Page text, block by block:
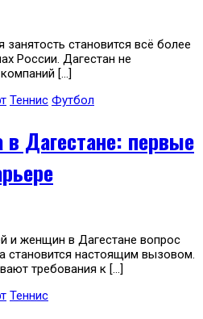
становится всё более
России. Дагестан не
[…]
Теннис Футбол
в Дагестане: первые
и женщин в Дагестане вопрос
становится настоящим вызовом.
требования к […]
Теннис